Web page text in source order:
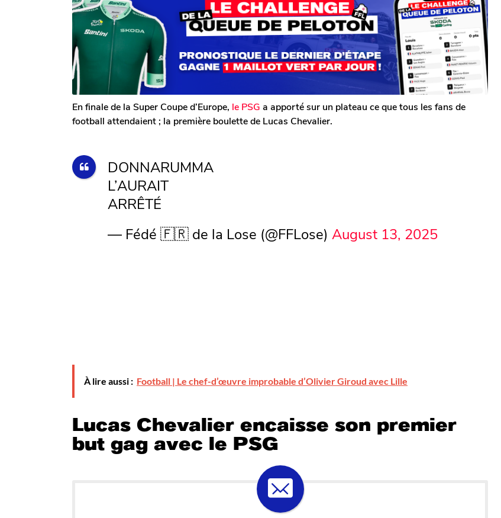
2
m
o
i
s
a
g
o
o
m
G
a
l
e
r
o
n
i
s
a
En finale de la Super Coupe d’Europe, le PSG a apporté sur un plateau ce que tous les fans de
football attendaient ; la première boulette de Lucas Chevalier.
DONNARUMMA
L’AURAIT
ARRÊTÉ
— Fédé 🇫🇷 de la Lose (@FFLose) August 13, 2025
À lire aussi : Football | Le chef-d’œuvre improbable d’Olivier Giroud avec Lille
Lucas Chevalier encaisse son premier
but gag avec le PSG